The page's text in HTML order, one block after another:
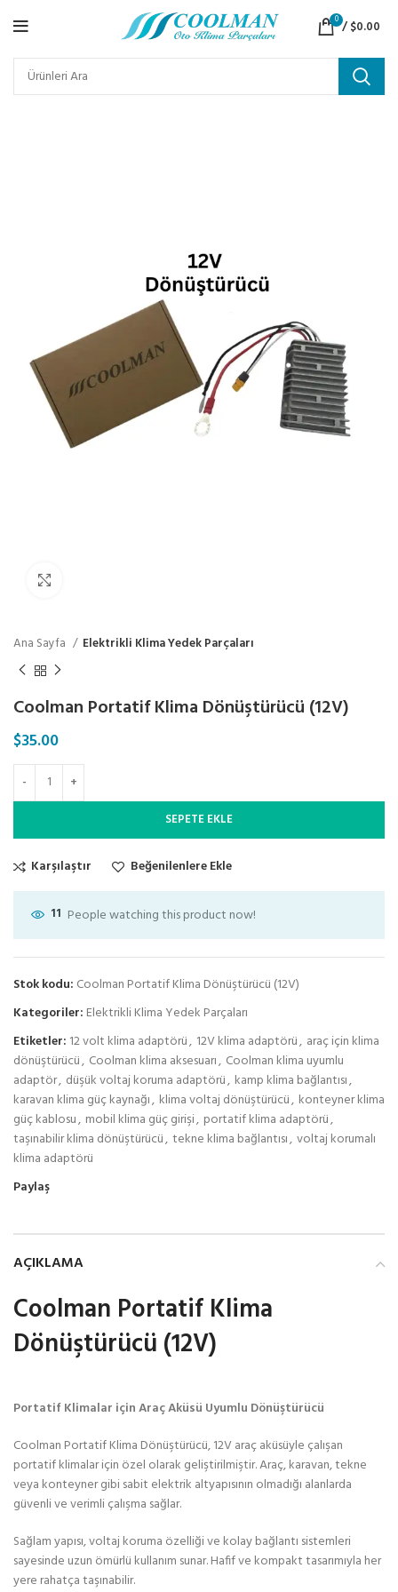
0 /$0.00
Ana Sayfa Elektrikli Klima Yedek Parçaları
Coolman Portatif Klima Dönüştürücü (12V)
$35.00
SEPETE EKLE
Karşılaştır Beğenilenlere Ekle
11 People watching this product now!
Stok kodu: Coolman Portatif Klima Dönüştürücü (12V)
Kategoriler: Elektrikli Klima Yedek Parçaları
Etiketler: 12 volt klima adaptörü, 12V klima adaptörü, araç için klima
dönüştürücü, Coolman klima aksesuarı, Coolman klima uyumlu
adaptör, düşük voltaj koruma adaptörü, kamp klima bağlantısı,
karavan klima güç kaynağı, klima voltaj dönüştürücü, konteyner klima
güç kablosu, mobil klima güç girişi, portatif klima adaptörü,
taşınabilir klima dönüştürücü, tekne klima bağlantısı, voltaj korumalı
klima adaptörü
Paylaş
AÇIKLAMA
Coolman Portatif Klima
Dönüştürücü (12V)
Portatif Klimalar için Araç Aküsü Uyumlu Dönüştürücü
Coolman Portatif Klima Dönüştürücü, 12V araç aküsüyle çalışan
portatif klimalar için özel olarak geliştirilmiştir. Araç, karavan, tekne
veya konteyner gibi sabit elektrik altyapısının olmadığı alanlarda
güvenli ve verimli çalışma sağlar.
Sağlam yapısı, voltaj koruma özelliği ve kolay bağlantı sistemleri
sayesinde uzun ömürlü kullanım sunar. Hafif ve kompakt tasarımıyla her
yere rahatça taşınabilir.